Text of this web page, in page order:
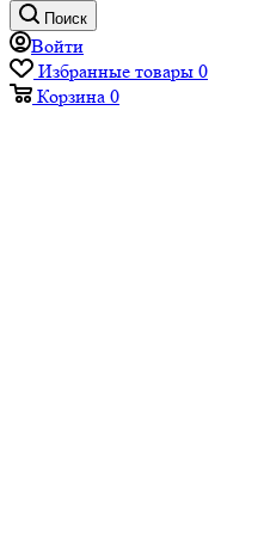
Поиск
Войти
Избранные товары 0
Корзина 0